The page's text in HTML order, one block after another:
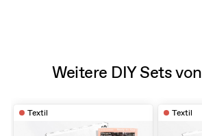
Weitere DIY Sets
Textil Textil